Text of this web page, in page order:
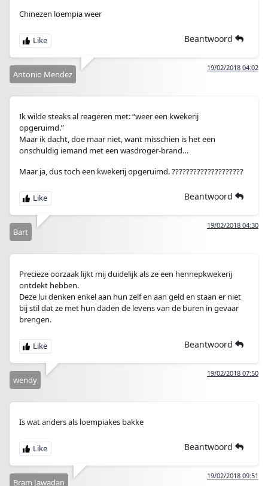
Chinezen loempia weer
Beantwoord
19/02/2018 04:02
Antonio Mendez
Ik wilde steaks al reageren met: “weer een kwekerij
opgeruimd.”
Maar ik dacht, doe maar niet, want misschien is het een
onschuldig iemand met een wasdroger-brand…
Maar ja, dus toch een kwekerij opgeruimd. ????????????????????
Beantwoord
19/02/2018 04:30
Bart
Precieze oorzaak lijkt mij duidelijk als ze een hennepkwekerij
ontdekt hebben.
Deze lui denken enkel aan hun zelf en aan geld en staan er niet
bij stil dat ze met hun daden de levens van de buren in gevaar
brengen.
Beantwoord
19/02/2018 07:50
wendy
Is wat anders als loempiakes bakke
Beantwoord
19/02/2018 09:51
Bram Jawadan